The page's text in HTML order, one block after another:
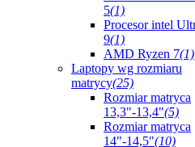
5(1)
Procesor intel
9(1)
AMD Ryzen 7(1)
Laptopy wg rozmiaru
matrycy(25)
Rozmiar matryca
13,3"-13,4"(5)
Rozmiar matryca
14"-14,5"(10)